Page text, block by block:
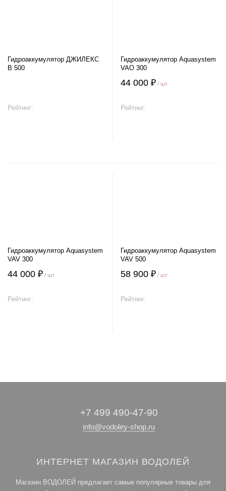
Гидроаккумулятор ДЖИЛЕКС
В 500
Рейтинг:
Гидроаккумулятор Aquasystem
VAO 300
44 000 ₽ / шт
Рейтинг:
Гидроаккумулятор Aquasystem
VAV 300
44 000 ₽ / шт
Рейтинг:
Гидроаккумулятор Aquasystem
VAV 500
58 900 ₽ / шт
Рейтинг:
+7 499 490-47-90
info@vodoley-shop.ru
ИНТЕРНЕТ МАГАЗИН ВОДОЛЕЙ
Магазин ВОДОЛЕЙ предлагает самые популярные товары для